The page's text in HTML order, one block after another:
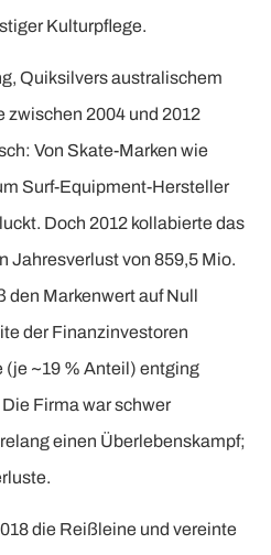
Kulturpflege.
Quiksilvers australischem
zwischen 2004 und 2012
Von Skate-Marken wie
Surf-Equipment-Hersteller
Doch 2012 kollabierte das
Jahresverlust von 859,5 Mio.
den Markenwert auf Null
der Finanzinvestoren
(je ~19 % Anteil) entging
Firma war schwer
einen Überlebenskampf;
die Reißleine und vereinte